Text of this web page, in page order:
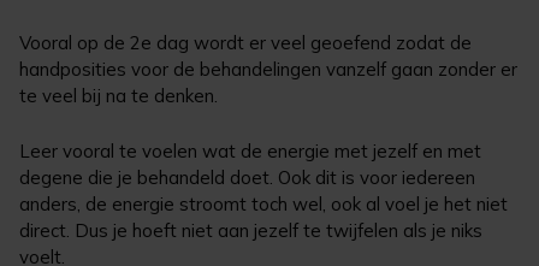
Vooral op de 2e dag wordt er veel geoefend zodat de
handposities voor de behandelingen vanzelf gaan zonder er
te veel bij na te denken.
Leer vooral te voelen wat de energie met jezelf en met
degene die je behandeld doet. Ook dit is voor iedereen
anders, de energie stroomt toch wel, ook al voel je het niet
direct. Dus je hoeft niet aan jezelf te twijfelen als je niks
voelt.